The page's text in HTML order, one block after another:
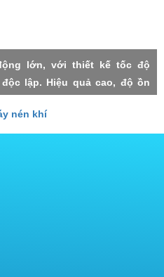
lớn, với thiết kế tốc độ
lập. Hiệu quả cao, độ ồn
trục vít đảm nhận với công
lực nhỏ, tuổi thọ cao.
nén khí